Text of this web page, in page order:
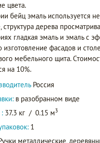
цвета.
бейц эмаль используется
структура дерева
гладкая эмаль и эмаль с
изготовление фасадов и
мебельного щита.
на 10%.
Россия
в разобранном виде
37.3 кг / 0.15 м3
1
металлические,